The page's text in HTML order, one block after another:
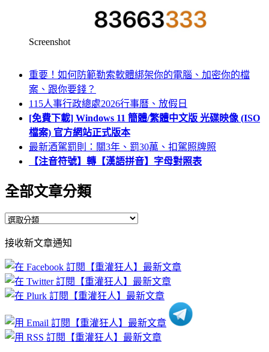
Screenshot
重要！如何防範勒索軟體綁架你的電腦、加密你的檔
案、跟你要錢？
115人事行政總處2026行事曆、放假日
[免費下載] Windows 11 簡體/繁體中文版 光碟映像 (ISO
檔案) 官方網站正式版本
最新酒駕罰則：關3年、罰30萬、扣駕照牌照
【注音符號】轉【漢語拼音】字母對照表
全部文章分類
全
文
章
分
類
接收新文章通知